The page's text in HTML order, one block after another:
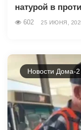
натурой в
602 25 ИЮНЯ,
Новости Дома-2